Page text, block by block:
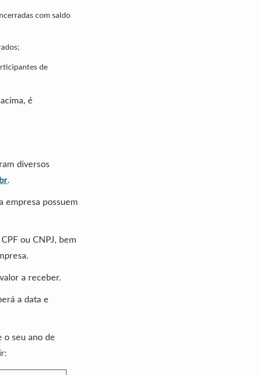
com saldo
de
é
diversos
.
empresa possuem
ou CNPJ, bem
a receber.
a data e
o seu ano de